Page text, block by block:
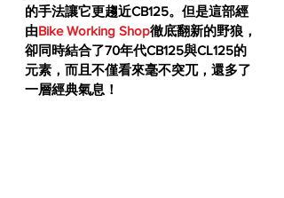
的手法讓它更趨近CB125。但是這部經
由Bike Working Shop徹底翻新的野狼，
卻同時結合了70年代CB125與CL125的
元素，而且不僅看來毫不突兀，還多了
一層經典氣息！